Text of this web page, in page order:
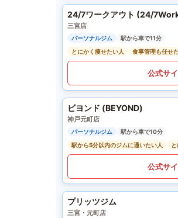
24/7ワークアウト (24/
三宮店
パーソナルジム
駅から車で11分
とにかく痩せたい人
食事管理も任せ
公式サ
ビヨンド (BEYOND)
神戸元町店
パーソナルジム
駅から車で10分
駅から5分以内のジムに通いたい人
公式サ
プリッツジム
三宮・元町店